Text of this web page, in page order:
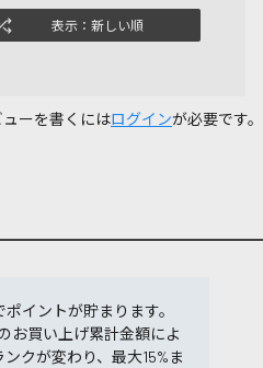
表示：新しい順
ーを書くにはログインが必要です。
ポイントが貯まります。
お買い上げ累計金額によ
ンクが変わり、最大15%ま